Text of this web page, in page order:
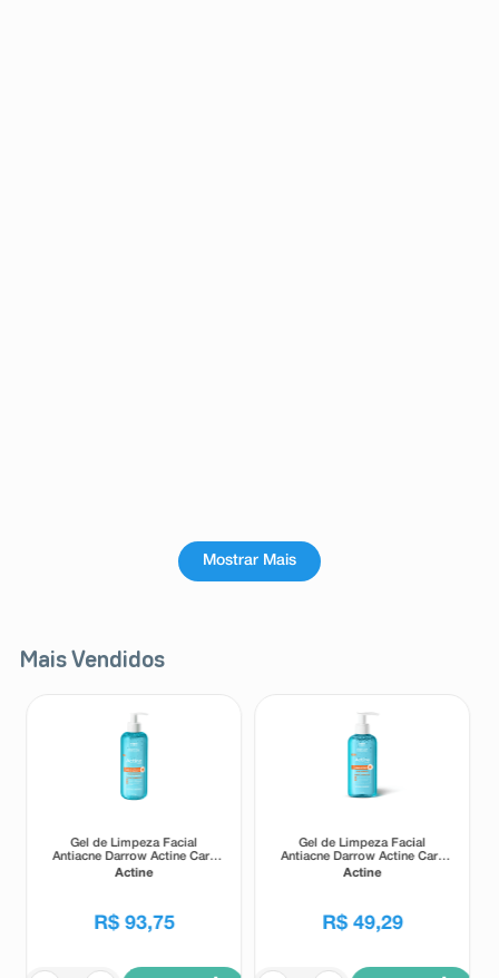
Mostrar Mais
Mais Vendidos
Gel de Limpeza Facial
Antiacne Darrow Actine Care
Alta Tolerância 400g
Actine
R$ 93,75
Gel de Limpeza Facial
Antiacne Darrow Actine Care
Alta Tolerância 140g
Actine
R$ 49,29